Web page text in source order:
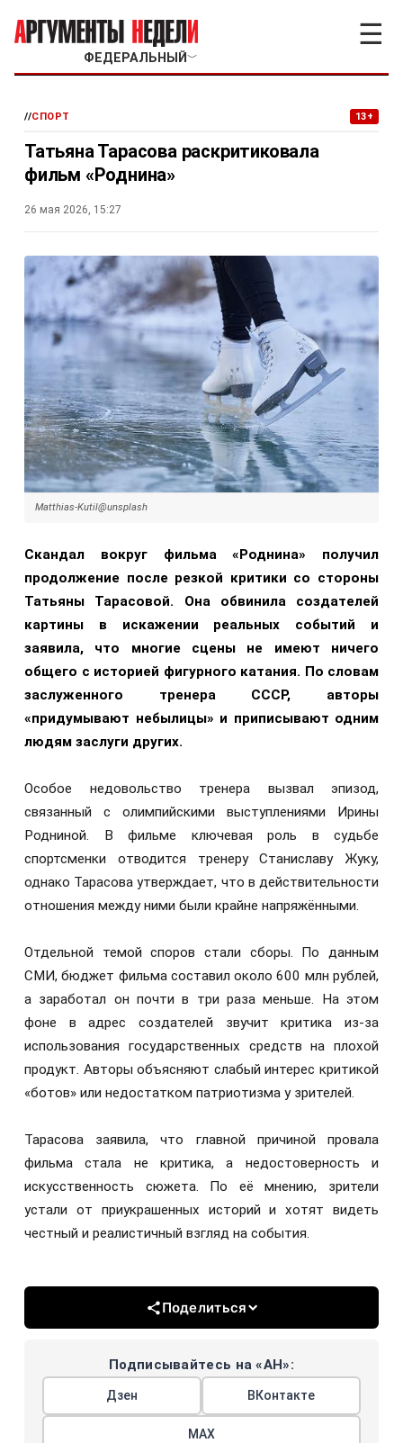
ФЕДЕРАЛЬНЫЙ ﹀
☰
//СПОРТ 13+
Татьяна Тарасова раскритиковала
фильм «Роднина»
26 мая 2026, 15:27
Matthias-Kutil@unsplash
Скандал вокруг фильма «Роднина» получил
продолжение после резкой критики со стороны
Татьяны Тарасовой. Она обвинила создателей
картины в искажении реальных событий и
заявила, что многие сцены не имеют ничего
общего с историей фигурного катания. По словам
заслуженного тренера СССР, авторы
«придумывают небылицы» и приписывают одним
людям заслуги других.
Особое недовольство тренера вызвал эпизод,
связанный с олимпийскими выступлениями Ирины
Родниной. В фильме ключевая роль в судьбе
спортсменки отводится тренеру Станиславу Жуку,
однако Тарасова утверждает, что в действительности
отношения между ними были крайне напряжёнными.
Отдельной темой споров стали сборы. По данным
СМИ, бюджет фильма составил около 600 млн рублей,
а заработал он почти в три раза меньше. На этом
фоне в адрес создателей звучит критика из-за
использования государственных средств на плохой
продукт. Авторы объясняют слабый интерес критикой
«ботов» или недостатком патриотизма у зрителей.
Тарасова заявила, что главной причиной провала
фильма стала не критика, а недостоверность и
искусственность сюжета. По её мнению, зрители
устали от приукрашенных историй и хотят видеть
честный и реалистичный взгляд на события.
Поделиться
Подписывайтесь на «АН»:
Дзен ВКонтакте
МАХ